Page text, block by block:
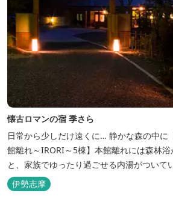
懐古ロマンの宿 季さら
日常から少しだけ遠くに… 静かな森の中に
館離れ～IRORI～5棟】本館離れには森林
と、家族でゆったり過ごせる内湯がついて
た様々なプランがございます。
伊勢志摩